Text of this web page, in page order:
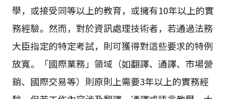
學，或接受同等以上的教育，或擁有10年以上的實
務經驗。然而，對於資訊處理技術者，若通過法務
大臣指定的特定考試，則可獲得對這些要求的特例
放寬。「國際業務」領域（如翻譯、通譯、市場營
銷、國際交易等）則原則上需要3年以上的實務經